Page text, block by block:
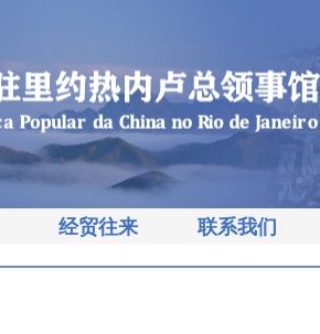
经贸往来 联系我们